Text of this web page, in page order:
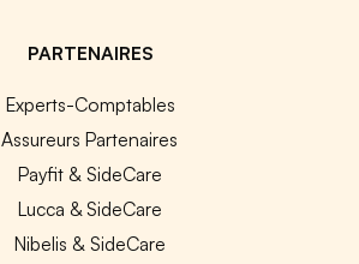
PARTENAIRES
Experts-Comptables
Assureurs Partenaires
Payfit & SideCare
Lucca & SideCare
Nibelis & SideCare